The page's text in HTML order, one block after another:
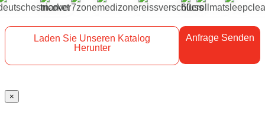
Laden Sie Unseren Katalog
Herunter
Anfrage Senden
×